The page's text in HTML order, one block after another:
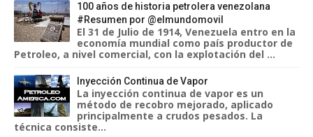
100 años de historia petrolera venezolana
#Resumen por @elmundomovil
El 31 de Julio de 1914, Venezuela entro en la
economía mundial como país productor de
Petroleo, a nivel comercial, con la explotación del ...
Inyección Continua de Vapor
La inyección continua de vapor es un
método de recobro mejorado, aplicado
principalmente a crudos pesados. La
técnica consiste...